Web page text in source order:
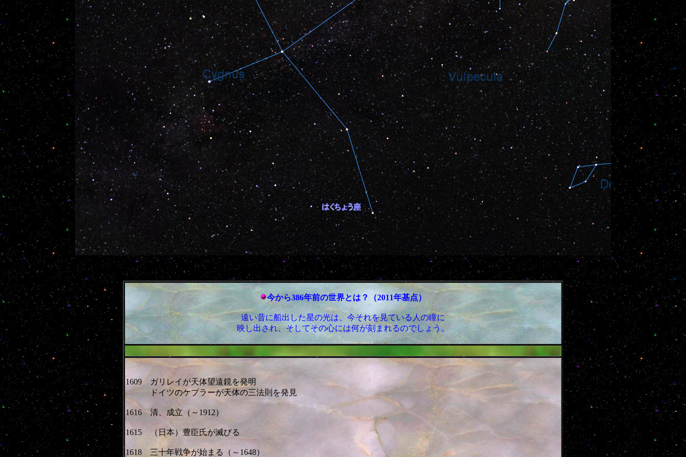
今から386年前の世界とは？（2011年基点）
遠い昔に船出した星の光は、今それを見ている人の瞳に
映し出され、そしてその心には何が刻まれるのでしょう。
1609 ガリレイが天体望遠鏡を発明
ドイツのケプラーが天体の三法則を発見
1616 清、成立（～1912）
1615 （日本）豊臣氏が滅びる
1618 三十年戦争が始まる（～1648）